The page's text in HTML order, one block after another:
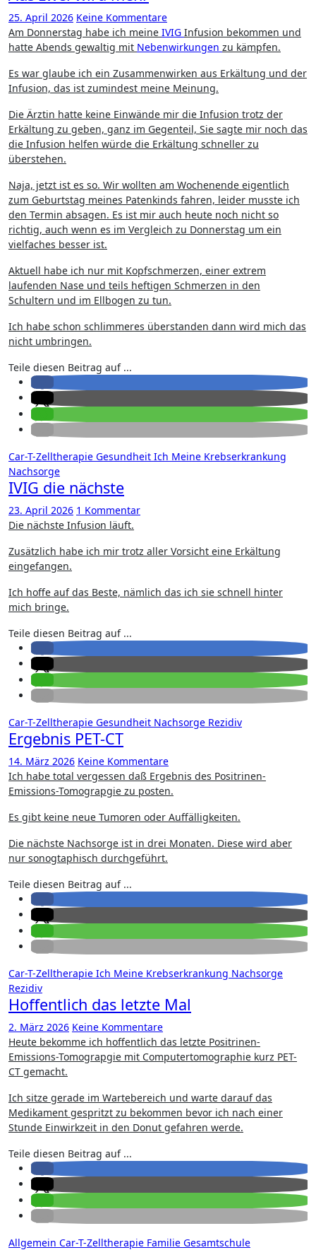
25. April 2026 Keine Kommentare
Am Donnerstag habe ich meine IVIG Infusion bekommen und
hatte Abends gewaltig mit Nebenwirkungen zu kämpfen.
Es war glaube ich ein Zusammenwirken aus Erkältung und der
Infusion, das ist zumindest meine Meinung.
Die Ärztin hatte keine Einwände mir die Infusion trotz der
Erkältung zu geben, ganz im Gegenteil, Sie sagte mir noch das
die Infusion helfen würde die Erkältung schneller zu
überstehen.
Naja, jetzt ist es so. Wir wollten am Wochenende eigentlich
zum Geburtstag meines Patenkinds fahren, leider musste ich
den Termin absagen. Es ist mir auch heute noch nicht so
richtig, auch wenn es im Vergleich zu Donnerstag um ein
vielfaches besser ist.
Aktuell habe ich nur mit Kopfschmerzen, einer extrem
laufenden Nase und teils heftigen Schmerzen in den
Schultern und im Ellbogen zu tun.
Ich habe schon schlimmeres überstanden dann wird mich das
nicht umbringen.
Teile diesen Beitrag auf ...
Car-T-Zelltherapie Gesundheit Ich Meine Krebserkrankung
Nachsorge
IVIG die nächste
23. April 2026 1 Kommentar
Die nächste Infusion läuft.
Zusätzlich habe ich mir trotz aller Vorsicht eine Erkältung
eingefangen.
Ich hoffe auf das Beste, nämlich das ich sie schnell hinter
mich bringe.
Teile diesen Beitrag auf ...
Car-T-Zelltherapie Gesundheit Nachsorge Rezidiv
Ergebnis PET-CT
14. März 2026 Keine Kommentare
Ich habe total vergessen daß Ergebnis des Positrinen-
Emissions-Tomograpgie zu posten.
Es gibt keine neue Tumoren oder Auffälligkeiten.
Die nächste Nachsorge ist in drei Monaten. Diese wird aber
nur sonogtaphisch durchgeführt.
Teile diesen Beitrag auf ...
Car-T-Zelltherapie Ich Meine Krebserkrankung Nachsorge
Rezidiv
Hoffentlich das letzte Mal
2. März 2026 Keine Kommentare
Heute bekomme ich hoffentlich das letzte Positrinen-
Emissions-Tomograpgie mit Computertomographie kurz PET-
CT gemacht.
Ich sitze gerade im Wartebereich und warte darauf das
Medikament gespritzt zu bekommen bevor ich nach einer
Stunde Einwirkzeit in den Donut gefahren werde.
Teile diesen Beitrag auf ...
Allgemein Car-T-Zelltherapie Familie Gesamtschule